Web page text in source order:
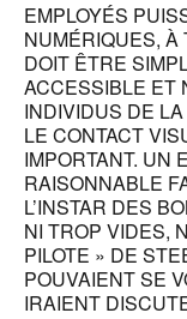
EMPLOYÉS
NUMÉRIQUES, À
DOIT ÊTRE
ACCESSIBLE ET
INDIVIDUS DE
LE CONTACT
IMPORTANT. UN
RAISONNABLE
L’INSTAR DES
NI TROP VIDES,
PILOTE » DE
POUVAIENT SE
IRAIENT